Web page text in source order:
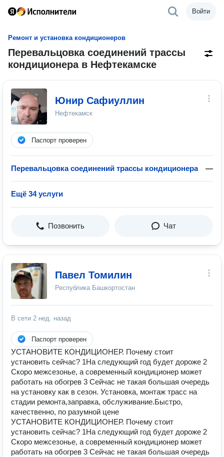
Войти
Ремонт и установка кондиционеров
Перевальцовка соединений трассы
кондиционера в Нефтекамске
Юнир Сафиуллин
Нефтекамск
Паспорт проверен
Перевальцовка соединений трассы кондиционера —
Ещё 34 услуги
Позвонить Чат
Павел Томилин
Республика Башкортостан
В сети 2 нед. назад
Паспорт проверен
УСТАНОВИТЕ КОНДИЦИОНЕР. Почему стоит
установить сейчас? 1На следующий год будет дороже 2
Скоро межсезонье, а современный кондиционер может
работать на обогрев 3 Сейчас не такая большая очередь
на установку как в сезон. Установка, монтаж трасс на
стадии ремонта,заправка, обслуживание.Быстро,
качественно, по разумной цене
УСТАНОВИТЕ КОНДИЦИОНЕР. Почему стоит
установить сейчас? 1На следующий год будет дороже 2
Скоро межсезонье, а современный кондиционер может
работать на обогрев 3 Сейчас не такая большая очередь